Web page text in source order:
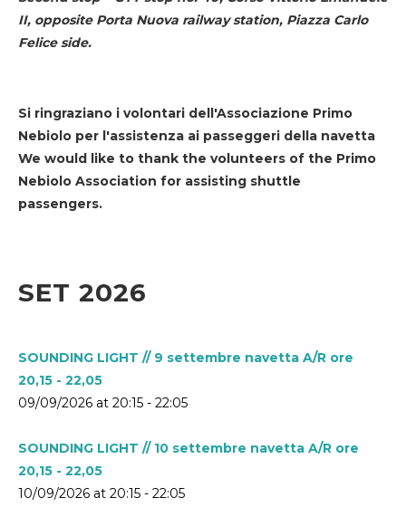
II, opposite Porta Nuova railway station, Piazza Carlo
Felice side.
Si ringraziano i volontari dell'Associazione Primo
Nebiolo per l'assistenza ai passeggeri della navetta
We would like to thank the volunteers of the Primo
Nebiolo Association for assisting shuttle
passengers.
SET 2026
SOUNDING LIGHT // 9 settembre navetta A/R ore
20,15 - 22,05
09/09/2026 at 20:15 - 22:05
SOUNDING LIGHT // 10 settembre navetta A/R ore
20,15 - 22,05
10/09/2026 at 20:15 - 22:05